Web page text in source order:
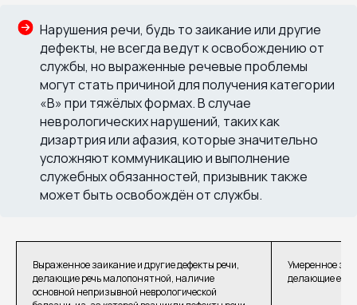
Нарушения речи, будь то заикание или другие
дефекты, не всегда ведут к освобождению от
службы, но выраженные речевые проблемы
могут стать причиной для получения категории
«В» при тяжёлых формах. В случае
неврологических нарушений, таких как
дизартрия или афазия, которые значительно
усложняют коммуникацию и выполнение
служебных обязанностей, призывник также
может быть освобождён от службы.
Выраженное заикание и другие дефекты речи,
делающие речь малопонятной, наличие
основной непризывной неврологической
Умеренное
делающие ее